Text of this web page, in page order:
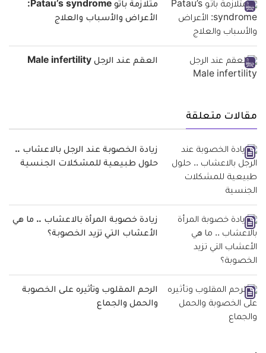
متلازمة باتو Patau’s syndrome:
الأعراض والأسباب والعلاج
العقم عند الرجل Male infertility
مقالات متعلقة
زيادة الخصوبة عند الرجل بالاعشاب ..
حلول طبيعية للمشكلات الجنسية
زيادة خصوبة المرأة بالاعشاب .. ما هي
الأعشاب التي تزيد الخصوبة؟
الرحم المقلوب وتأثيره على الخصوبة
والحمل والجماع